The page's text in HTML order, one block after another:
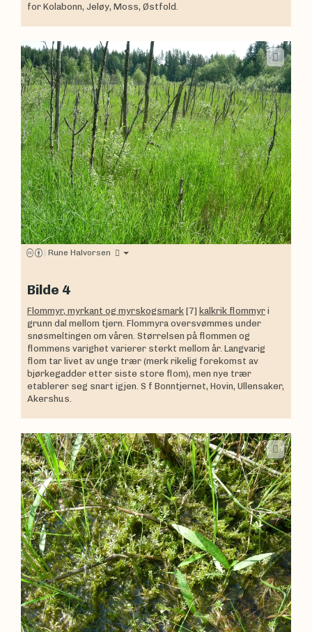
for Kolabonn, Jeløy, Moss, Østfold.
| Rune Halvorsen
Bilde 4
Flommyr, myrkant og myrskogsmark [7] kalkrik flommyr i
grunn dal mellom tjern. Flommyra oversvømmes under
snøsmeltingen om våren. Størrelsen på flommen og
flommens varighet varierer sterkt mellom år. Langvarig
flom tar livet av unge trær (merk rikelig forekomst av
bjørkegadder etter siste store flom), men nye trær
etablerer seg snart igjen. S f Bonntjernet, Hovin, Ullensaker,
Akershus.